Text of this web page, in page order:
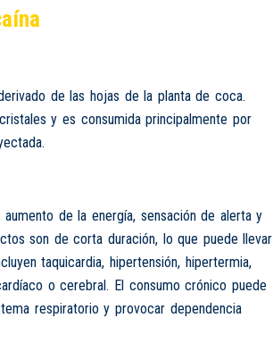
de las hojas de la planta de coca.
y es consumida principalmente por
de la energía, sensación de alerta y
son de corta duración, lo que puede llevar
taquicardia, hipertensión, hipertermia,
o cerebral. El consumo crónico puede
respiratorio y provocar dependencia